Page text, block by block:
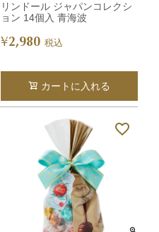
リンドール ジャパンコレクシ
ョン 14個入 青海波
¥2,980 税込
カートに入れる